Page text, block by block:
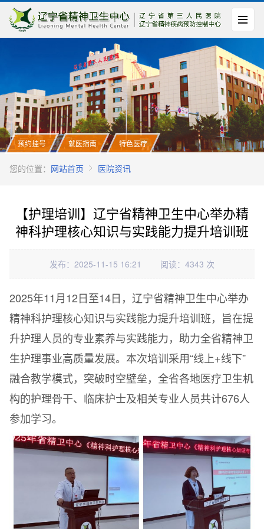
预约挂号 就医指南 特色医疗
您的位置： 网站首页 医院资讯
【护理培训】辽宁省精神卫生中心举办精
神科护理核心知识与实践能力提升培训班
发布：2025-11-15 16:21 阅读：4343 次
2025年11月12日至14日，辽宁省精神卫生中心举办
精神科护理核心知识与实践能力提升培训班，旨在提
升护理人员的专业素养与实践能力，助力全省精神卫
生护理事业高质量发展。本次培训采用“线上+线下”
融合教学模式，突破时空壁垒，全省各地医疗卫生机
构的护理骨干、临床护士及相关专业人员共计676人
参加学习。